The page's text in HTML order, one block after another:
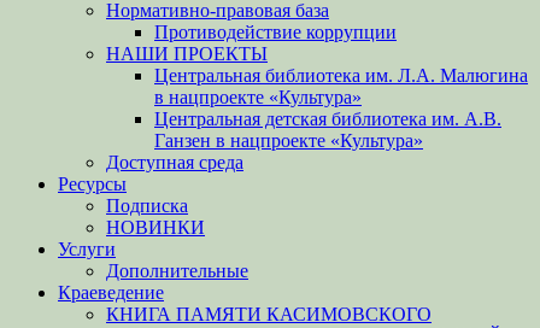
Нормативно-правовая база
Противодействие коррупции
НАШИ ПРОЕКТЫ
Центральная библиотека им. Л.А. Малюгина
в нацпроекте «Культура»
Центральная детская библиотека им. А.В.
Ганзен в нацпроекте «Культура»
Доступная среда
Ресурсы
Подписка
НОВИНКИ
Услуги
Дополнительные
Краеведение
КНИГА ПАМЯТИ КАСИМОВСКОГО